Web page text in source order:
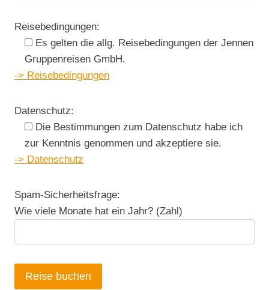
Reisebedingungen:
Es gelten die allg. Reisebedingungen der Jennen
Gruppenreisen GmbH.
-> Reisebedingungen
Datenschutz:
Die Bestimmungen zum Datenschutz habe ich
zur Kenntnis genommen und akzeptiere sie.
-> Datenschutz
Spam-Sicherheitsfrage:
Wie viele Monate hat ein Jahr? (Zahl)